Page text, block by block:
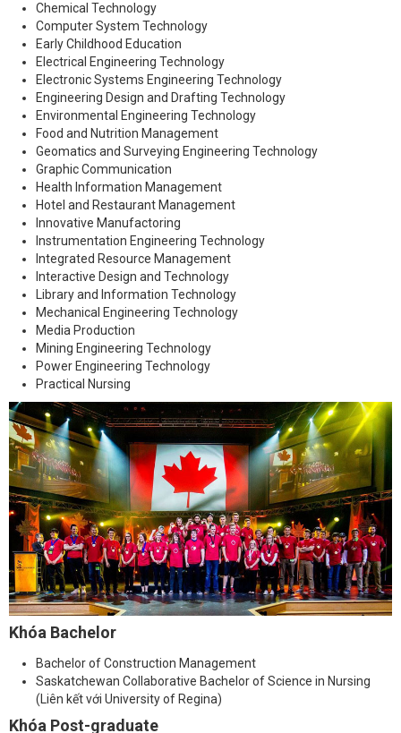
Chemical Technology
Computer System Technology
Early Childhood Education
Electrical Engineering Technology
Electronic Systems Engineering Technology
Engineering Design and Drafting Technology
Environmental Engineering Technology
Food and Nutrition Management
Geomatics and Surveying Engineering Technology
Graphic Communication
Health Information Management
Hotel and Restaurant Management
Innovative Manufactoring
Instrumentation Engineering Technology
Integrated Resource Management
Interactive Design and Technology
Library and Information Technology
Mechanical Engineering Technology
Media Production
Mining Engineering Technology
Power Engineering Technology
Practical Nursing
Khóa Bachelor
Bachelor of Construction Management
Saskatchewan Collaborative Bachelor of Science in Nursing
(Liên kết với University of Regina)
Khóa Post-graduate